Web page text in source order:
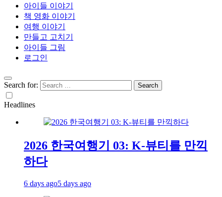
아이들 이야기
책 영화 이야기
여행 이야기
만들고 고치기
아이들 그림
로그인
Search for:
Headlines
2026 한국여행기 03: K-뷰티를 만끽
하다
6 days ago5 days ago